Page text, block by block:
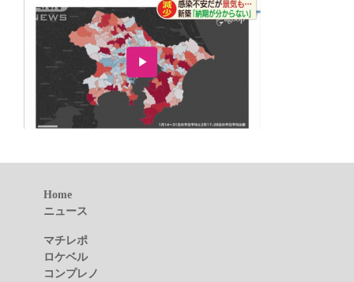
Home
ニュース
マチレポ
ロケベル
コンプレノ